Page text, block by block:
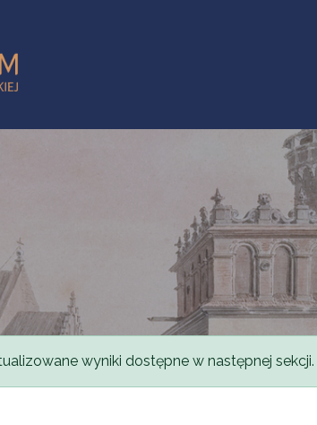
wyniki dostępne w następnej sekcji.